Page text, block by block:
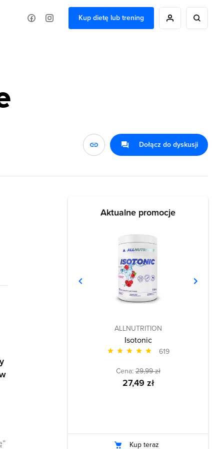
Kup dietę lub trening
Dołącz do dyskusji
Aktualne promocje
ALLNUTRITION
Isotonic
619
Cena:29,99 zł
27,49 zł
Kup teraz